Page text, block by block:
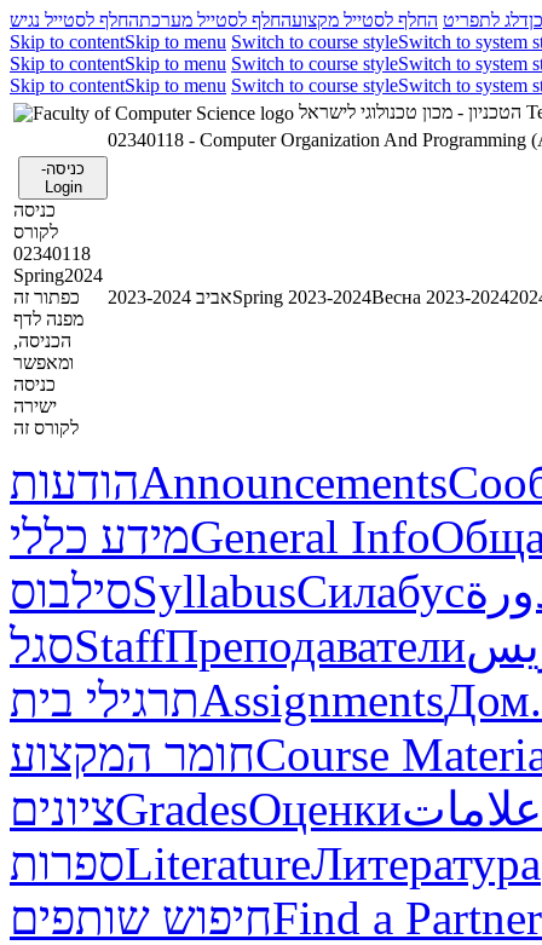
דלג לתפריט החלף לסטייל מקצועהחלף לסטייל מערכתהחלף לסטייל נגיש
Skip to contentSkip to menu Switch to course styleSwitch to system
Skip to contentSkip to menu Switch to course styleSwitch to system
Skip to contentSkip to menu Switch to course styleSwitch to system
02340118 - Computer Organization And Programming
כניסה-
Login
כניסה
לקורס
02340118
Spring2024
כפתור זה
מפנה לדף
הכניסה,
ומאפשר
כניסה
ישירה
לקורס זה
אביב 2023-2024Spring 2023-2024Весна 2023-2024
הודעותAnnouncements
מידע כלליGeneral Info
סילבוסSyllabusСилабус
סגלStaffПреподаватели
תרגילי ביתAssignmentsДом.
חומר המקצועCourse
ציוניםGradesОценкиعلامات
ספרותLiteratureЛитература
חיפוש שותפיםFind a Partner